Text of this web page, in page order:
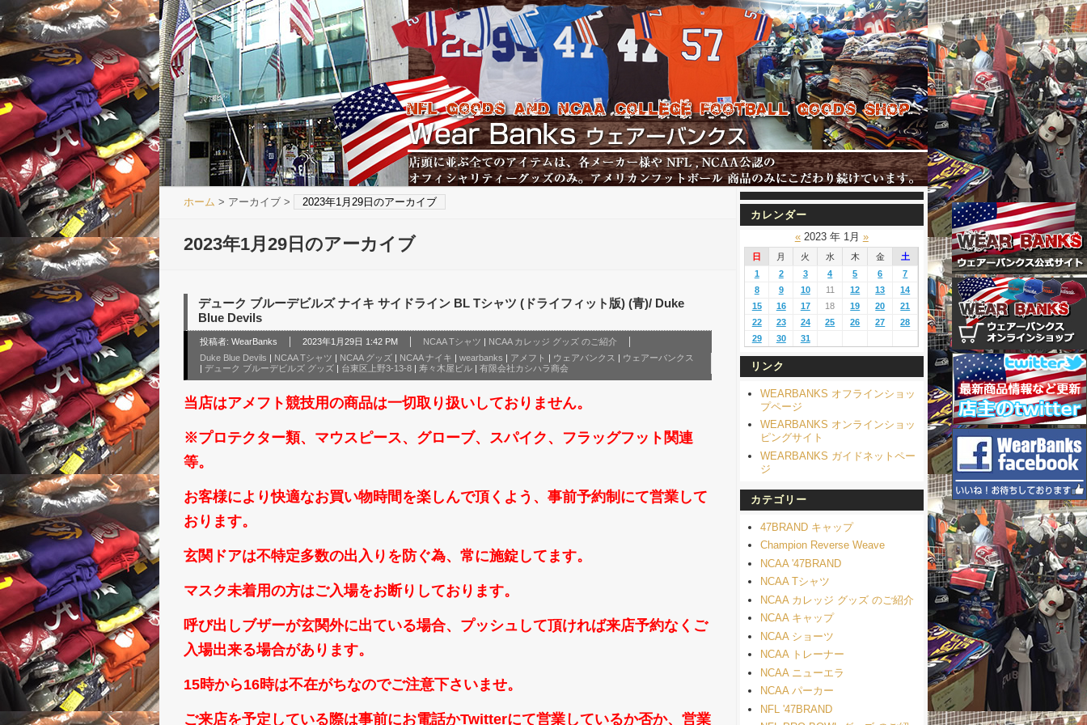
ホーム > アーカイブ > 2023年1月29日のアーカイブ
2023年1月29日のアーカイブ
デューク ブルーデビルズ ナイキ サイドライン BL Tシャツ (ドライフィット版) (青)/ Duke
Blue Devils
投稿者: WearBanks 2023年1月29日 1:42 PM NCAA Tシャツ
NCAA カレッジ グッズ のご紹介
Duke Blue Devils | NCAA Tシャツ | NCAA グッズ | NCAA ナイキ | wearbanks | アメフト | ウェアバンクス | ウェアーバンクス
| デューク ブルーデビルズ グッズ | 台東区上野3-13-8 | 寿々木屋ビル | 有限会社カシハラ商会
当店はアメフト競技用の商品は一切取り扱いしておりません。
※プロテクター類、マウスピース、グローブ、スパイク、フラッグフット関連
等。
お客様により快適なお買い物時間を楽しんで頂くよう、事前予約制にて営業して
おります。
玄関ドアは不特定多数の出入りを防ぐ為、常に施錠してます。
マスク未着用の方はご入場をお断りしております。
呼び出しブザーが玄関外に出ている場合、プッシュして頂ければ来店予約なくご
入場出来る場合があります。
15時から16時は不在がちなのでご注意下さいませ。
ご来店を予定している際は事前にお電話かTwitterにて営業しているか否か、営業
カレンダー
«2023 年 1月 »
日 月 火 水 木 金
土
1
2 3 4 5 6
7
8
9 10 11 12 13
14
15
16 17 18 19 20
21
22
23 24 25 26 27
28
29
30 31
リンク
WEARBANKS オフラインショッ
プページ
WEARBANKS オンラインショッ
ピングサイト
WEARBANKS ガイドネットペー
ジ
カテゴリー
47BRAND キャップ
Champion Reverse Weave
NCAA '47BRAND
NCAA Tシャツ
NCAA カレッジ グッズ のご紹介
NCAA キャップ
NCAA ショーツ
NCAA トレーナー
NCAA ニューエラ
NCAA パーカー
NFL '47BRAND